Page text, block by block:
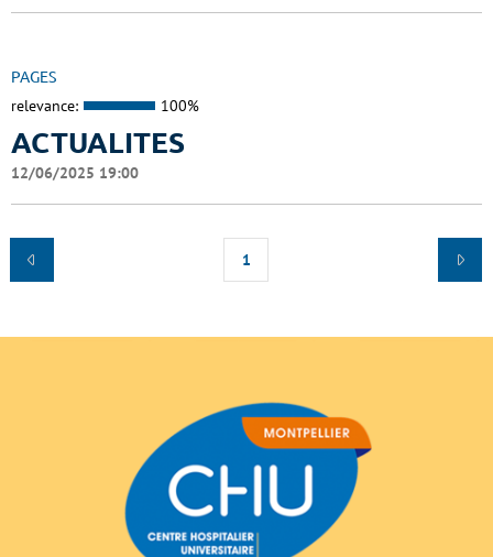
PAGES
relevance: 100%
ACTUALITES
12/06/2025 19:00
1